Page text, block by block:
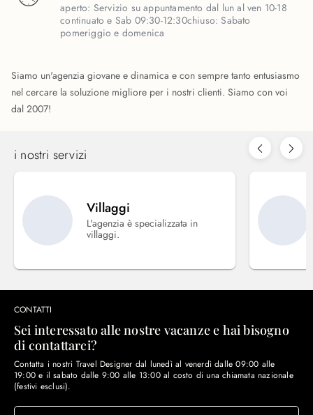
aperto: Servizio su appuntamento dal lun al ven 10-18
continuato e Sab 09:30-12:30chiuso:Sabato
pomeriggio e domenica
Siamo un'agenzia giovane e dinamica e con sempre tanto entusiasmo
nel cercare la soluzione migliore per i nostri clienti. Siamo con voi
dal 2007!
i nostri servizi
Villaggi
L'agenzia è specializzata in
villaggi.
CONTATTI
Sei interessato alle nostre vacanze e hai bisogno
di contattarci?
Contatta i nostri Travel Designer dal lunedì al venerdì dalle 09:00 alle
19:00 e il sabato dalle 9:00 alle 13:00 al costo di una chiamata nazionale
(festivi esclusi).